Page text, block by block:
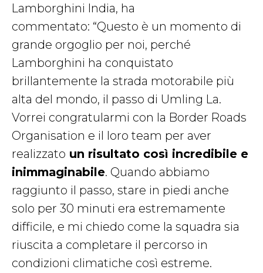
Lamborghini India, ha
commentato: “Questo è un momento di
grande orgoglio per noi, perché
Lamborghini ha conquistato
brillantemente la strada motorabile più
alta del mondo, il passo di Umling La.
Vorrei congratularmi con la Border Roads
Organisation e il loro team per aver
realizzato un risultato così incredibile e
inimmaginabile. Quando abbiamo
raggiunto il passo, stare in piedi anche
solo per 30 minuti era estremamente
difficile, e mi chiedo come la squadra sia
riuscita a completare il percorso in
condizioni climatiche così estreme.